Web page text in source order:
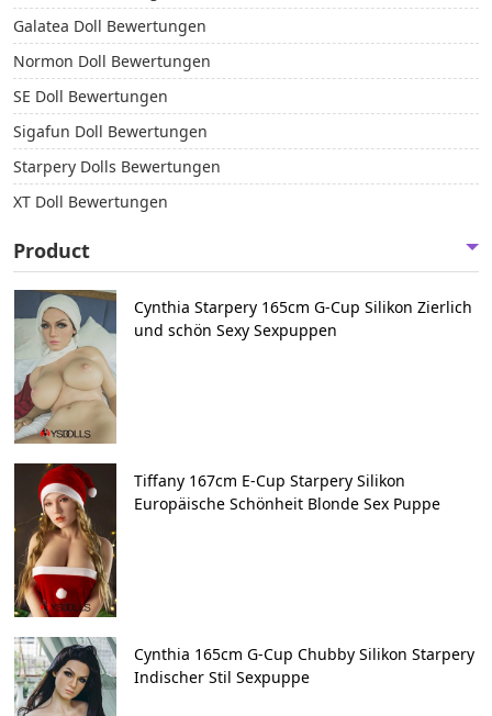
Galatea Doll Bewertungen
Normon Doll Bewertungen
SE Doll Bewertungen
Sigafun Doll Bewertungen
Starpery Dolls Bewertungen
XT Doll Bewertungen
Product
Cynthia Starpery 165cm G-Cup Silikon Zierlich
und schön Sexy Sexpuppen
Tiffany 167cm E-Cup Starpery Silikon
Europäische Schönheit Blonde Sex Puppe
Cynthia 165cm G-Cup Chubby Silikon Starpery
Indischer Stil Sexpuppe